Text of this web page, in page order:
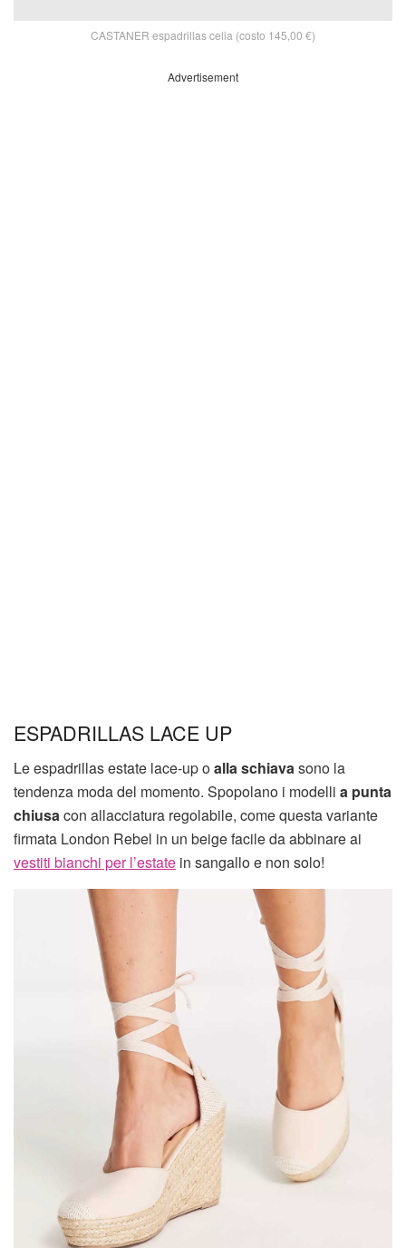
CASTANER espadrillas celia (costo 145,00 €)
Advertisement
ESPADRILLAS LACE UP
Le espadrillas estate lace-up oalla schiavasono la
tendenza moda del momento. Spopolano i modelli a punta
chiusacon allacciatura regolabile, come questa variante
firmata London Rebel in un beige facile da abbinare ai
vestiti bianchi per l’estate in sangallo e non solo!